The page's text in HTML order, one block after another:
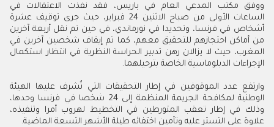
ووفق مكتب المدعي العام في باريس، فقد نفذت الاعتقالات في
الساعات الأولى من صباح الاثنين 24 فبراير، حيث جرى توقيف عشرة
أشخاص في فرنسا، وتحديدا في نورماندي، في حين تم نقل أربعة آخرين
من أماكن احتجازهم للتحقيق معهم، كما تم إيقاف شخصين آخرين في
المغرب، حيث لا يزالان رهن تدبير الحراسة النظرية في انتظار استكمال
الإجراءات الدبلوماسية الخاصة بترحيلهما.
وارتفع عدد الموقوفين في إطار التحقيقات التي تُشرف عليها الهيئة
الوطنية لمكافحة الجريمة المنظمة إلى 24 شخصا في فرنسا وحدها،
وذلك في إطار تعقب المتورطين في التخطيط لهروب أمرا وتنفيذه،
علاوة على التستر عليه وتأمين اختفائه طيلة الأشهر التسعة الماضية.